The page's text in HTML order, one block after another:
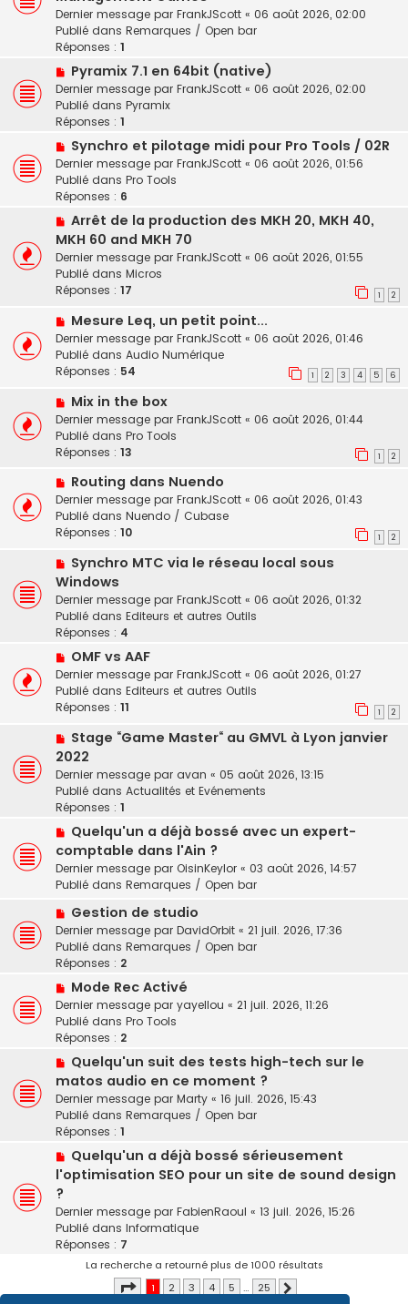
g
e
e
s
s
g
e
v
e
a
u
m
e
s
s
g
e
Dernier message par FrankJScott « 06 août 2026, 02:00
Publié dans Remarques / Open bar
Réponses : 1
N
o
u
v
a
u
m
e
s
g
e
Pyramix 7.1 en 64bit (native)
Dernier message par FrankJScott « 06 août 2026, 02:00
Publié dans Pyramix
Réponses : 1
N
o
u
v
a
u
m
e
s
a
g
e
Synchro et pilotage midi pour Pro Tools / 02R
Dernier message par FrankJScott « 06 août 2026, 01:56
Publié dans Pro Tools
Réponses : 6
N
o
u
v
e
a
u
m
e
s
s
a
g
e
Arrêt de la production des MKH 20, MKH 40,
MKH 60 and MKH 70
Dernier message par FrankJScott « 06 août 2026, 01:55
Publié dans Micros
Réponses : 17 1 2
N
o
u
v
a
u
m
e
s
a
g
e
Mesure Leq, un petit point...
Dernier message par FrankJScott « 06 août 2026, 01:46
Publié dans Audio Numérique
Réponses : 54 1 2 3 4 5 6
N
o
u
v
a
u
m
e
s
a
g
e
Mix in the box
Dernier message par FrankJScott « 06 août 2026, 01:44
Publié dans Pro Tools
Réponses : 13 1 2
N
o
u
v
a
u
m
e
s
s
a
g
e
Routing dans Nuendo
Dernier message par FrankJScott « 06 août 2026, 01:43
Publié dans Nuendo / Cubase
Réponses : 10 1 2
N
o
v
e
a
u
m
e
s
a
g
e
Synchro MTC via le réseau local sous
Windows
Dernier message par FrankJScott « 06 août 2026, 01:32
Publié dans Editeurs et autres Outils
Réponses : 4
N
o
u
v
a
u
m
e
s
s
a
g
e
OMF vs AAF
Dernier message par FrankJScott « 06 août 2026, 01:27
Publié dans Editeurs et autres Outils
Réponses : 11 1 2
N
o
v
e
a
u
m
e
s
a
g
e
Stage “Game Master“ au GMVL à Lyon janvier
2022
Dernier message par avan « 05 août 2026, 13:15
Publié dans Actualités et Evénements
Réponses : 1
N
o
v
a
u
m
e
s
a
g
e
Quelqu'un a déjà bossé avec un expert-
comptable dans l'Ain ?
Dernier message par OisinKeylor « 03 août 2026, 14:57
Publié dans Remarques / Open bar
N
o
u
v
a
u
m
e
s
a
g
e
Gestion de studio
Dernier message par DavidOrbit « 21 juil. 2026, 17:36
Publié dans Remarques / Open bar
Réponses : 2
N
o
u
v
a
u
m
e
s
a
g
Mode Rec Activé
Dernier message par yayellou « 21 juil. 2026, 11:26
Publié dans Pro Tools
Réponses : 2
N
o
v
e
a
u
m
s
s
a
g
Quelqu'un suit des tests high-tech sur le
matos audio en ce moment ?
Dernier message par Marty « 16 juil. 2026, 15:43
Publié dans Remarques / Open bar
Réponses : 1
N
o
u
e
a
u
Quelqu'un a déjà bossé sérieusement
l'optimisation SEO pour un site de sound design
?
Dernier message par FabienRaoul « 13 juil. 2026, 15:26
Publié dans Informatique
Réponses : 7
La recherche a retourné plus de 1000 résultats
Page
1sur25
1 2 3 4 5 … 25